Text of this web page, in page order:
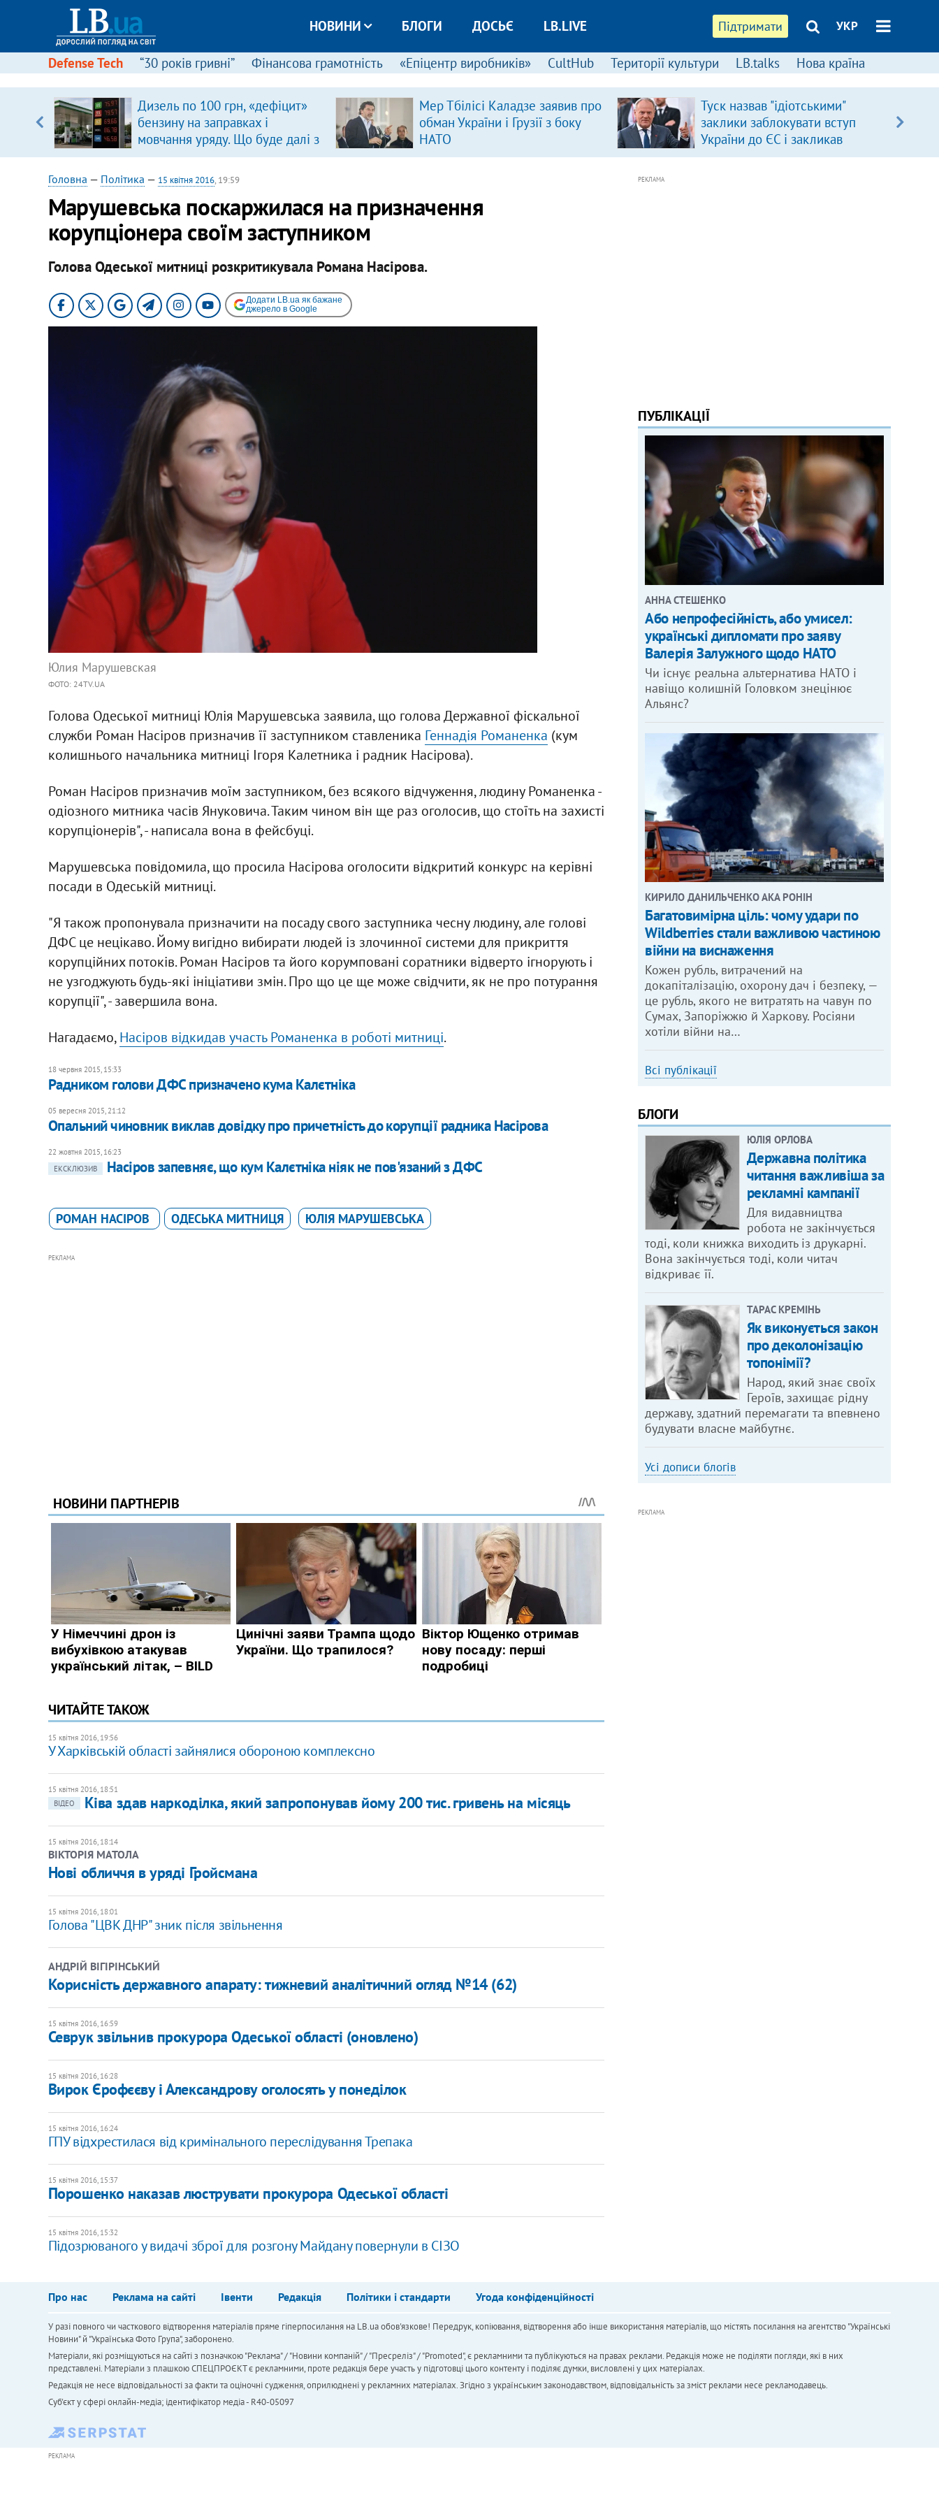
Підтримати УКР
НОВИНИ БЛОГИ ДОСЬЄ LB.LIVE
Defense Tech “30 років гривні” Фінансова грамотність «Епіцентр виробників» CultHub Території культури LB.talks Нова країна
Дизель по 100 грн, «дефіцит»
бензину на заправках і
мовчання уряду. Що буде далі з
цінами на пальне?
Мер Тбілісі Каладзе заявив про
обман України і Грузії з боку
НАТО
Туск назвав "ідіотськими"
заклики заблокувати вступ
України до ЄС і закликав
припинити антиукраїнську
Головна — Політика — 15 квітня 2016, 19:59
Марушевська поскаржилася на призначення
корупціонера своїм заступником
Голова Одеської митниці розкритикувала Романа Насірова.
Додати LB.ua як бажане
джерело в Google
Юлия Марушевская
ФОТО: 24TV.UA
Голова Одеської митниці Юлія Марушевська заявила, що голова Державної фіскальної
служби Роман Насіров призначив її заступником ставленика Геннадія Романенка (кум
колишнього начальника митниці Ігоря Калетника і радник Насірова).
Роман Насіров призначив моїм заступником, без всякого відчуження, людину Романенка -
одіозного митника часів Януковича. Таким чином він ще раз оголосив, що стоїть на захисті
корупціонерів", - написала вона в фейсбуці.
Марушевська повідомила, що просила Насірова оголосити відкритий конкурс на керівні
посади в Одеській митниці.
"Я також пропонувала призначити на посаду свого заступника чесну людину, але голові
ДФС це нецікаво. Йому вигідно вибирати людей із злочинної системи для прикриття
корупційних потоків. Роман Насіров та його корумповані соратники відверто ігнорують і
не узгоджують будь-які ініціативи змін. Про що це ще може свідчити, як не про потурання
корупції", - завершила вона.
Нагадаємо,Насіров відкидав участь Романенка в роботі митниці.
18 червня 2015, 15:33
Радником голови ДФС призначено кума Калєтніка
05 вересня 2015, 21:12
Опальний чиновник виклав довідку про причетність до корупції радника Насірова
22 жовтня 2015, 16:23
ЕКСКЛЮЗИВ
Насіров запевняє, що кум Калєтніка ніяк не пов'язаний з ДФС
РОМАН НАСІРОВ ОДЕСЬКА МИТНИЦЯ ЮЛІЯ МАРУШЕВСЬКА
РЕКЛАМА
ЧИТАЙТЕ ТАКОЖ
15 квітня 2016, 19:56
У Харківській області зайнялися обороною комплексно
15 квітня 2016, 18:51
ВІДЕО
Ківа здав наркоділка, який запропонував йому 200 тис. гривень на місяць
15 квітня 2016, 18:14
ВІКТОРІЯ МАТОЛА
Нові обличчя в уряді Гройсмана
15 квітня 2016, 18:01
Голова "ЦВК ДНР" зник після звільнення
АНДРІЙ ВІГІРІНСЬКИЙ
Корисність державного апарату: тижневий аналітичний огляд №14 (62)
15 квітня 2016, 16:59
Севрук звільнив прокурора Одеської області (оновлено)
15 квітня 2016, 16:28
Вирок Єрофєєву і Александрову оголосять у понеділок
15 квітня 2016, 16:24
ГПУ відхрестилася від кримінального переслідування Трепака
15 квітня 2016, 15:37
Порошенко наказав люструвати прокурора Одеської області
15 квітня 2016, 15:32
Підозрюваного у видачі зброї для розгону Майдану повернули в СІЗО
РЕКЛАМА
ПУБЛІКАЦІЇ
АННА СТЕШЕНКО
Або непрофесійність, або умисел:
українські дипломати про заяву
Валерія Залужного щодо НАТО
Чи існує реальна альтернатива НАТО і
навіщо колишній Головком знецінює
Альянс?
КИРИЛО ДАНИЛЬЧЕНКО АКА РОНІН
Багатовимірна ціль: чому удари по
Wildberries стали важливою частиною
війни на виснаження
Кожен рубль, витрачений на
докапіталізацію, охорону дач і безпеку, —
це рубль, якого не витратять на чавун по
Сумах, Запоріжжю й Харкову. Росіяни
хотіли війни на…
Всі публікації
БЛОГИ
ЮЛІЯ ОРЛОВА
Державна політика
читання важливіша за
рекламні кампанії
Для видавництва
робота не закінчується
тоді, коли книжка виходить із друкарні.
Вона закінчується тоді, коли читач
відкриває її.
ТАРАС КРЕМІНЬ
Як виконується закон
про деколонізацію
топонімії?
Народ, який знає своїх
Героїв, захищає рідну
державу, здатний перемагати та впевнено
будувати власне майбутнє.
Усі дописи блогів
РЕКЛАМА
Про нас Реклама на сайті Івенти Редакція Політики і стандарти Угода конфіденційності
У разі повного чи часткового відтворення матеріалів пряме гіперпосилання на LB.ua обов'язкове! Передрук, копіювання, відтворення або інше використання матеріалів, що містять посилання на агентство "Українськi
Новини" й "Українська Фото Група", заборонено.
Матеріали, які розміщуються на сайті з позначкою "Реклама" / "Новини компаній" / "Пресреліз" / "Promoted", є рекламними та публікуються на правах реклами. Редакція може не поділяти погляди, які в них
представлені. Матеріали з плашкою СПЕЦПРОЄКТ є рекламними, проте редакція бере участь у підготовці цього контенту і поділяє думки, висловлені у цих матеріалах.
Редакція не несе відповідальності за факти та оціночні судження, оприлюднені у рекламних матеріалах. Згідно з українським законодавством, відповідальність за зміст реклами несе рекламодавець.
Cуб'єкт у сфері онлайн-медіа; ідентифікатор медіа - R40-05097
РЕКЛАМА